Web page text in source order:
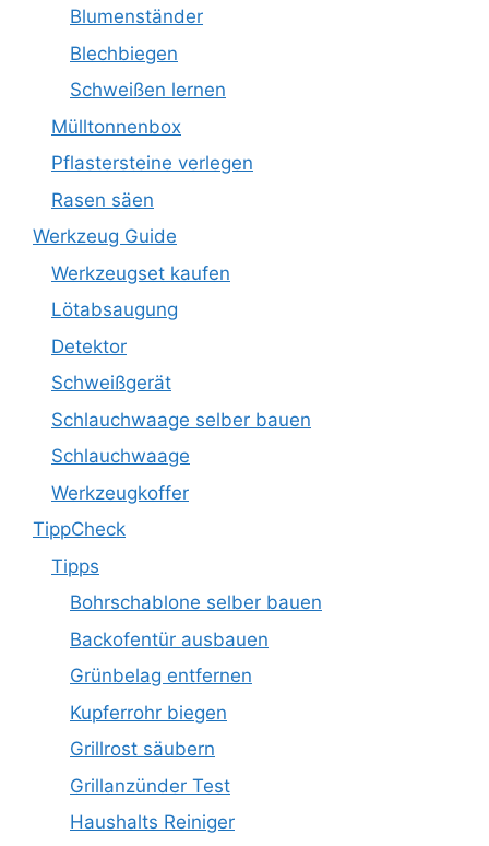
Blumenständer
Blechbiegen
Schweißen lernen
Mülltonnenbox
Pflastersteine verlegen
Rasen säen
Werkzeug Guide
Werkzeugset kaufen
Lötabsaugung
Detektor
Schweißgerät
Schlauchwaage selber bauen
Schlauchwaage
Werkzeugkoffer
TippCheck
Tipps
Bohrschablone selber bauen
Backofentür ausbauen
Grünbelag entfernen
Kupferrohr biegen
Grillrost säubern
Grillanzünder Test
Haushalts Reiniger